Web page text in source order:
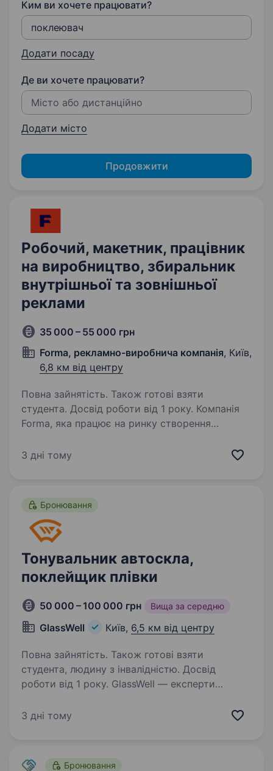
Ким ви хочете працювати?
Додати посаду
Де ви хочете працювати?
Додати місто
Продовжити
Робочий, макетник, працівник
на виробництво, збиральник
внутрішньої та зовнішньої
реклами
35 000 – 55 000 грн
Forma, рекламно-виробнича компанія, Київ,
6,8 км від центру
Повна зайнятість. Також готові взяти
студента. Досвід роботи від 1 року. Компанія
Forma, яка працює на ринку створення
робочогона виробництво рекламної продукції.
3 дні тому
Бронювання
Тонувальник автоскла,
поклейщик плівки
50 000 – 100 000 грн Вища за середню
GlassWell Київ, 6,5 км від центру
Повна зайнятість. Також готові взяти
студента, людину з інвалідністю. Досвід
роботи від 1 року. GlassWell — експерти
автомобілів, та детейлінгу. Наша мережа вже
найкращий сервіс…
3 дні тому
Бронювання